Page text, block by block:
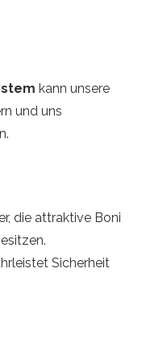
kann unsere
und uns
die attraktive Boni
Sicherheit